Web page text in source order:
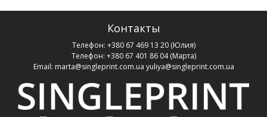
Контакты
Телефон: +380 67 469 13 20(Юлия)
Телефон: +380 67 401 86 04(Марта)
Email: marta@singleprint.com.ua yuliya@singleprint.com.ua